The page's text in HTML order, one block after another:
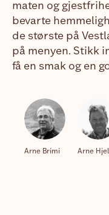
maten og
bevarte
de største på
på menyen. Stikk
få en smak og en
Arne Brimi Arne